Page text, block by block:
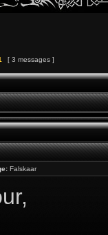
[ 3 messages ]
Falskaar